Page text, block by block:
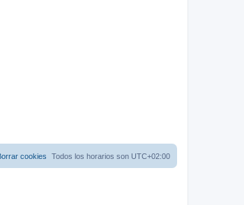
Todos los horarios son UTC+02:00
cookies